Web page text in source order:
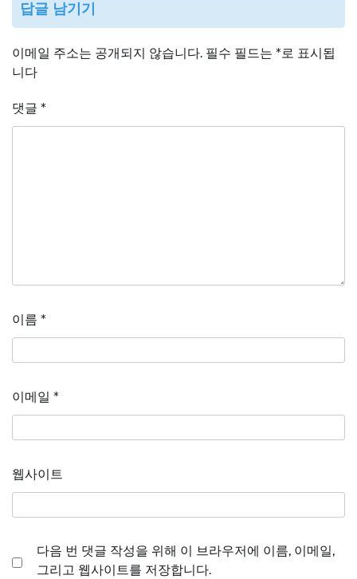
답글 남기기
이메일 주소는 공개되지 않습니다. 필수 필드는 *로 표시됩
니다
댓글 *
이름 *
이메일 *
웹사이트
다음 번 댓글 작성을 위해 이 브라우저에 이름, 이메일,
그리고 웹사이트를 저장합니다.